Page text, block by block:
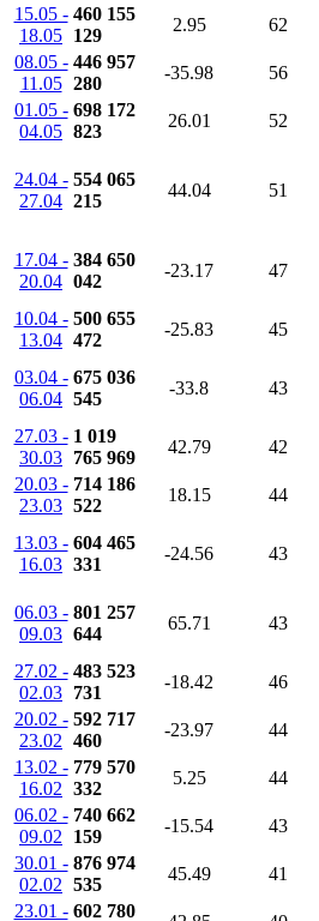
15.05 -
18.05
460 155
129
2.95 62
08.05 -
11.05
446 957
280
-35.98 56
01.05 -
04.05
698 172
823
26.01 52
24.04 -
27.04
554 065
215
44.04 51
17.04 -
20.04
384 650
042
-23.17 47
10.04 -
13.04
500 655
472
-25.83 45
03.04 -
06.04
675 036
545
-33.8 43
27.03 -
30.03
1 019
765 969
42.79 42
20.03 -
23.03
714 186
522
18.15 44
13.03 -
16.03
604 465
331
-24.56 43
06.03 -
09.03
801 257
644
65.71 43
27.02 -
02.03
483 523
731
-18.42 46
20.02 -
23.02
592 717
460
-23.97 44
13.02 -
16.02
779 570
332
5.25 44
06.02 -
09.02
740 662
159
-15.54 43
30.01 -
02.02
876 974
535
45.49 41
23.01 - 602 780